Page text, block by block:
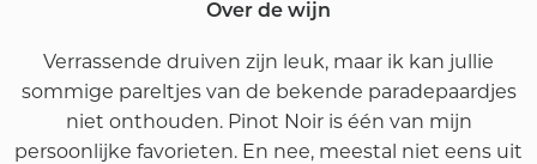
Over de wijn
Verrassende druiven zijn leuk, maar ik kan jullie
sommige pareltjes van de bekende paradepaardjes
niet onthouden. Pinot Noir is één van mijn
persoonlijke favorieten. En nee, meestal niet eens uit